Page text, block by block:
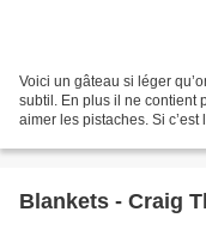
Voici un gâteau si léger
subtil. En plus il ne contient
aimer les pistaches. Si c’est
Blankets - Craig